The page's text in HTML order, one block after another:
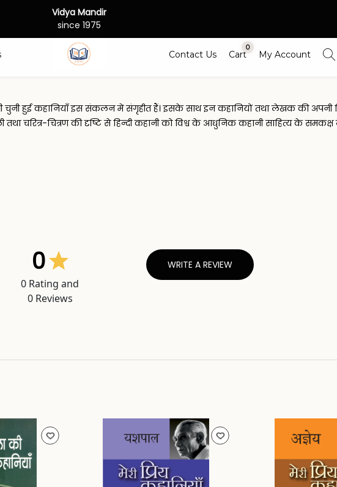
Vidya Mandir
since 1975
Contact Us Cart
0
My Account
चुनी हुई कहानियाँ इस संकलन में संगृहीत हैं। इसके साथ इन कहानियों तथा लेखक की अपनी
चरित्र-चित्रण की दृष्टि से हिन्दी कहानी को विश्व के आधुनिक कहानी साहित्य के
0
0 Rating and
0Reviews
WRITE A REVIEW